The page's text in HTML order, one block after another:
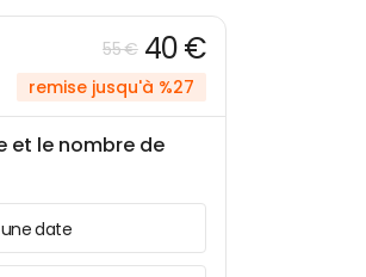
55 € 40 €
remise jusqu'à %27
et le nombre de
date